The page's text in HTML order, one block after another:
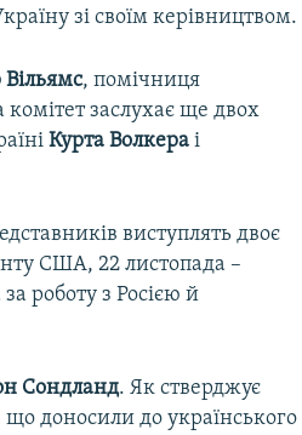
зі своїм керівництвом.
, помічниця
комітет заслухає ще двох
Курта Волкера і
виступлять двоє
США, 22 листопада –
роботу з Росією й
Сондланд. Як стверджує
що доносили до українського